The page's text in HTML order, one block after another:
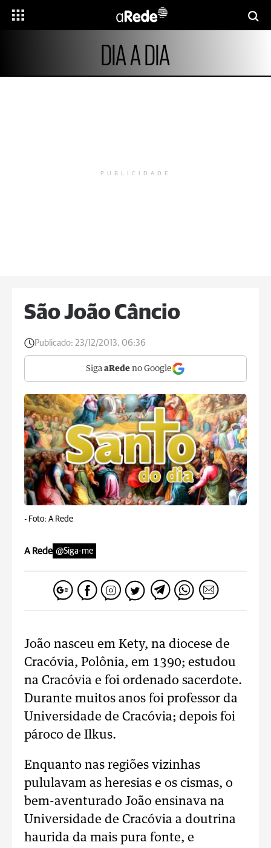
DIA A DIA
PUBLICIDADE
São João Câncio
Publicado: 23/12/2013, 06:36
Siga aRede no Google
- Foto: A Rede
A Rede @Siga-me
João nasceu em Kety, na diocese de
Cracóvia, Polônia, em 1390; estudou
na Cracóvia e foi ordenado sacerdote.
Durante muitos anos foi professor da
Universidade de Cracóvia; depois foi
pároco de Ilkus.
Enquanto nas regiões vizinhas
pululavam as heresias e os cismas, o
bem-aventurado João ensinava na
Universidade de Cracóvia a doutrina
haurida da mais pura fonte, e